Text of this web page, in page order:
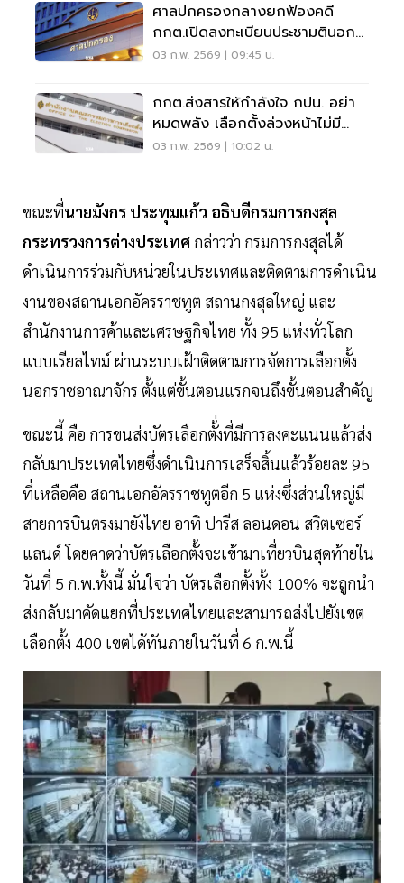
ศาลปกครองกลางยกฟ้องคดี
กกต.เปิดลงทะเบียนประชามตินอก
เขต
03 ก.พ. 2569 | 09:45 น.
กกต.ส่งสารให้กำลังใจ กปน. อย่า
หมดพลัง เลือกตั้งล่วงหน้าไม่มี
ทุจริต
03 ก.พ. 2569 | 10:02 น.
ขณะที่นายมังกร ประทุมแก้ว อธิบดีกรมการกงสุล
กระทรวงการต่างประเทศ กล่าวว่า กรมการกงสุลได้
ดำเนินการร่วมกับหน่วยในประเทศและติดตามการดำเนิน
งานของสถานเอกอัครราชทูต สถานกงสุลใหญ่ และ
สำนักงานการค้าและเศรษฐกิจไทย ทั้ง 95 แห่งทั่วโลก
แบบเรียลไทม์ ผ่านระบบเฝ้าติดตามการจัดการเลือกตั้ง
นอกราชอาณาจักร ตั้งแต่ขั้นตอนแรกจนถึงขั้นตอนสำคัญ
ขณะนี้ คือ การขนส่งบัตรเลือกตั้่งที่มีการลงคะแนนแล้วส่ง
กลับมาประเทศไทยซึ่งดำเนินการเสร็จสิ้นแล้วร้อยละ 95
ที่เหลือคือ สถานเอกอัครราชทูตอีก 5 แห่งซึ่งส่วนใหญ่มี
สายการบินตรงมายังไทย อาทิ ปารีส ลอนดอน สวิตเซอร์
แลนด์ โดยคาดว่าบัตรเลือกตั้งจะเข้ามาเที่ยวบินสุดท้ายใน
วันที่ 5 ก.พ.ทั้งนี้ มั่นใจว่า บัตรเลือกตั้งทั้ง 100% จะถูกนำ
ส่งกลับมาคัดแยกที่ประเทศไทยและสามารถส่งไปยังเขต
เลือกตั้ง 400 เขตได้ทันภายในวันที่ 6 ก.พ.นี้